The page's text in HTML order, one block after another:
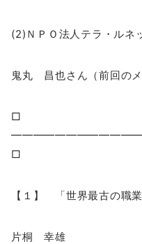
(2)ＮＰＯ法人テラ・ルネ
鬼丸 昌也さん（前回のメ
□
□
【１】 「世界最古の職
片桐 幸雄